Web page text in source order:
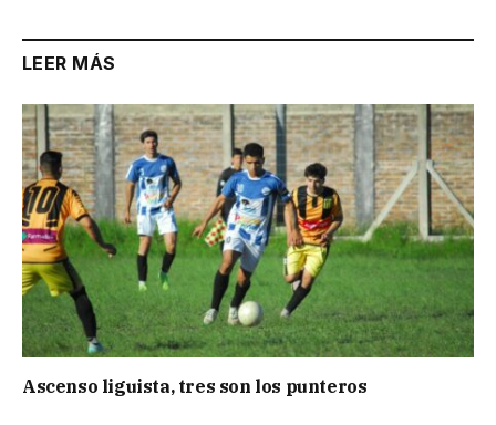
LEER MÁS
Ascenso liguista, tres son los punteros